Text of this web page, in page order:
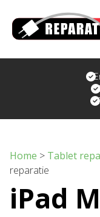
Home > Tablet
reparatie
iPad